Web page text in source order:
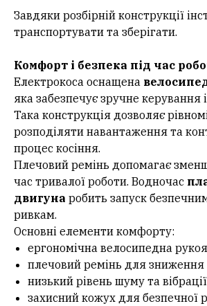
Завдяки розбірній конструкції
транспортувати та зберігати.
Комфорт і безпека під час
Електрокоса оснащена
яка забезпечує зручне керування
Така конструкція дозволяє
розподіляти навантаження та
процес косіння.
Плечовий ремінь допомагає
час тривалої роботи. Водночас
двигуна робить запуск
ривкам.
Основні елементи комфорту:
ергономічна велосипедна
плечовий ремінь для
низький рівень шуму та вібрації
захисний кожух для безпечної